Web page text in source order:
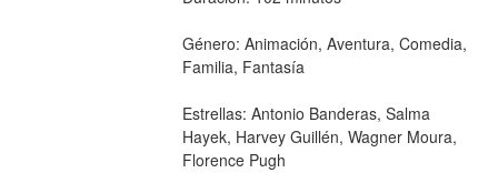
Género: Animación, Aventura, Comedia,
Familia, Fantasía
Estrellas: Antonio Banderas, Salma
Hayek, Harvey Guillén, Wagner Moura,
Florence Pugh